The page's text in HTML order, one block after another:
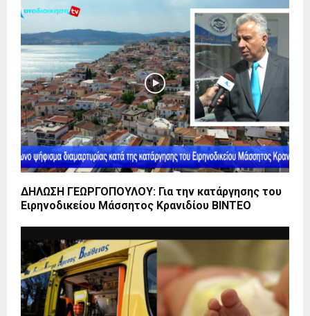
ΔΗΛΩΣΗ ΓΕΩΡΓΟΠΟΥΛΟΥ: Για την κατάργησης του
Ειρηνοδικείου Μάσσητος Κρανιδίου ΒΙΝΤΕΟ